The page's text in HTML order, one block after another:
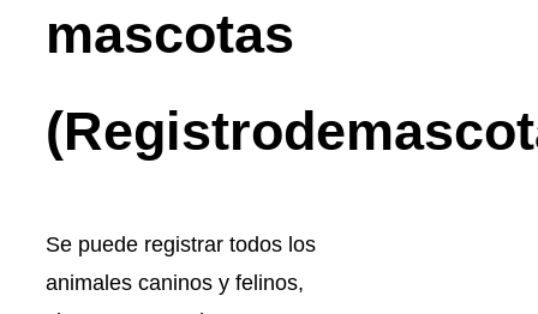
mascotas
Se puede registrar todos los
animales caninos y felinos,